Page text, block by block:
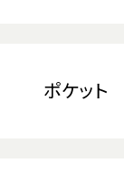
ポケット